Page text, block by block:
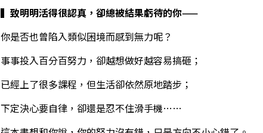
▍致明明活得很認真，卻總被結果虧待的你——
你是否也曾陷入類似困境而感到無力呢？
事事投入百分百努力，卻越想做好越容易搞砸；
已經上了很多課程，但生活卻依然原地踏步；
下定決心要自律，卻還是忍不住滑手機……